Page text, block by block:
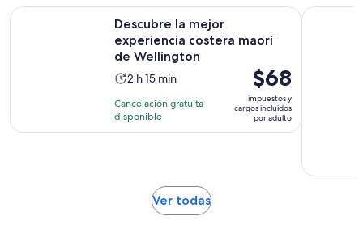
Descubre la mejor
experiencia costera maorí
de Wellington
La
dura
2
minutos
2 h 15 min
Cancelación gratuita
disponible
El
precio
es
de
$68
impuestos y
cargos incluidos
por adulto
Descubre la mejor experiencia costera maorí de Wellington
Tour
Ver todasSe